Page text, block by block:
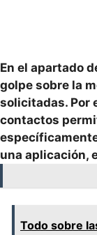
En el apartado
golpe sobre la
solicitadas. Por
contactos
una aplicación,
Todo sobre